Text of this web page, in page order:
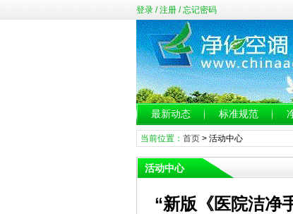
登录/注册/忘记密码
最新动态 标准规范
当前位置： 首页> 活动中心
活动中心
“新版《医院洁净